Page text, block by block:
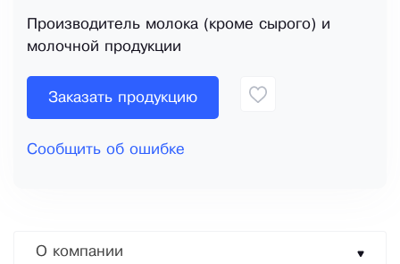
Производитель молока (кроме сырого) и
молочной продукции
Заказать продукцию
Сообщить об ошибке
О компании